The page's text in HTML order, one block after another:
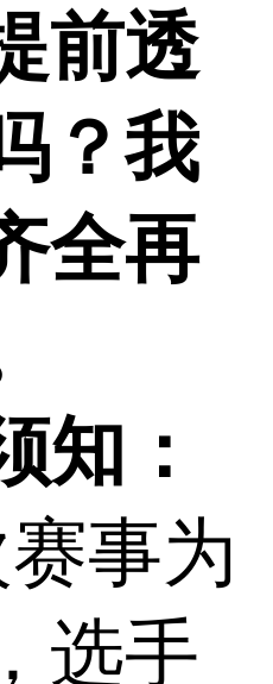
前透
？我
全再
知：
事为
选手